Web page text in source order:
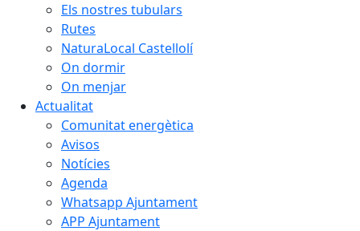
Els nostres tubulars
Rutes
NaturaLocal Castellolí
On dormir
On menjar
Actualitat
Comunitat energètica
Avisos
Notícies
Agenda
Whatsapp Ajuntament
APP Ajuntament